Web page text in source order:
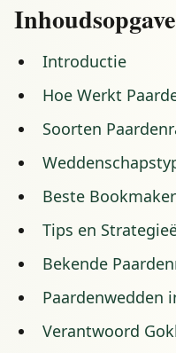
Inhoudsopgave
Introductie
Hoe Werkt
Soorten
Beste
Tips en
Bekende
Paardenwedden
Verantwoord